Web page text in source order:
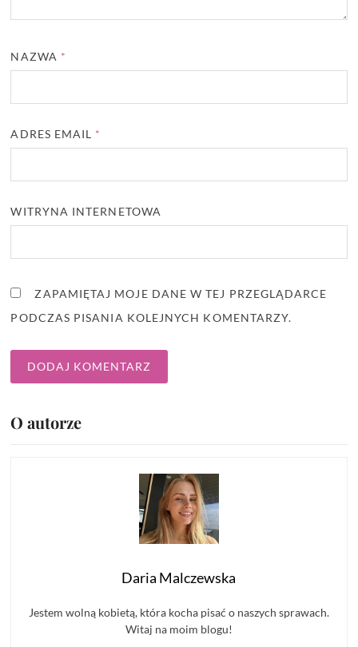
NAZWA *
ADRES EMAIL *
WITRYNA INTERNETOWA
ZAPAMIĘTAJ MOJE DANE W TEJ PRZEGLĄDARCE
PODCZAS PISANIA KOLEJNYCH KOMENTARZY.
O autorze
Daria Malczewska
Jestem wolną kobietą, która kocha pisać o naszych sprawach.
Witaj na moim blogu!